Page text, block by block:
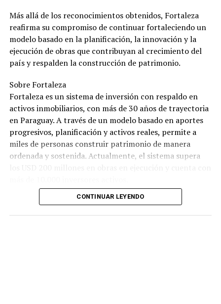
Más allá de los reconocimientos obtenidos, Fortaleza
reafirma su compromiso de continuar fortaleciendo un
modelo basado en la planificación, la innovación y la
ejecución de obras que contribuyan al crecimiento del
país y respalden la construcción de patrimonio.
Sobre Fortaleza
Fortaleza es un sistema de inversión con respaldo en
activos inmobiliarios, con más de 30 años de trayectoria
en Paraguay. A través de un modelo basado en aportes
progresivos, planificación y activos reales, permite a
miles de personas construir patrimonio de manera
ordenada y sostenida. Actualmente, el sistema supera
CONTINUAR LEYENDO